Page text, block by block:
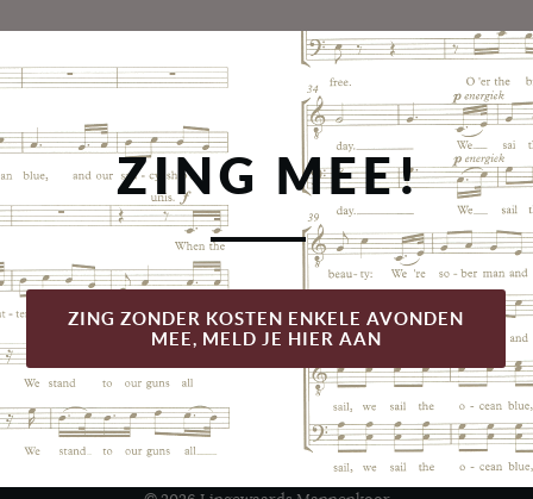
ZING MEE!
ZING ZONDER KOSTEN ENKELE AVONDEN
MEE, MELD JE HIER AAN